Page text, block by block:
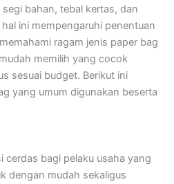
bahan, tebal kertas, dan
ini mempengaruhi penentuan
ragam jenis paper bag
memilih yang cocok
sesuai budget. Berikut ini
yang umum digunakan beserta
cerdas bagi pelaku usaha yang
dengan mudah sekaligus